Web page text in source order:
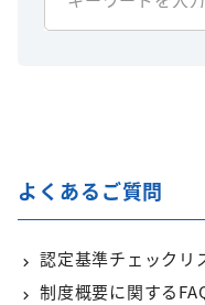
よくあるご質問
認定基準チェックリ
制度概要に関する